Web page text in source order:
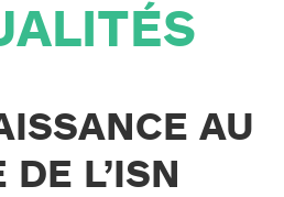
AU
DE L’ISN